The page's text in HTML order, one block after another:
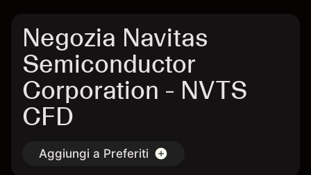
Negozia Navitas
Semiconductor
Corporation - NVTS
CFD
Aggiungi a Preferiti